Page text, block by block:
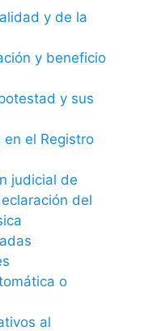
y de la
y beneficio
y sus
el Registro
judicial de
del
o
al